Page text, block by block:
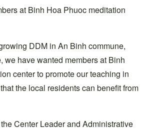
at Binh Hoa Phuoc meditation
DDM in An Binh commune,
we have wanted members at Binh
center to promote our teaching in
the local residents can benefit from
Center Leader and Administrative